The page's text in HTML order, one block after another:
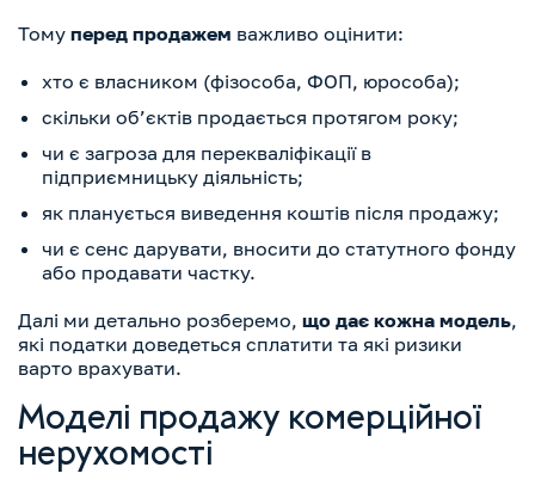
Тому перед продажем важливо оцінити:
хто є власником (фізособа, ФОП, юрособа);
скільки об’єктів продається протягом року;
чи є загроза для перекваліфікації в
підприємницьку діяльність;
як планується виведення коштів після продажу;
чи є сенс дарувати, вносити до статутного фонду
або продавати частку.
Далі ми детально розберемо, що дає кожна модель,
які податки доведеться сплатити та які ризики
варто врахувати.
Моделі продажу комерційної
нерухомості